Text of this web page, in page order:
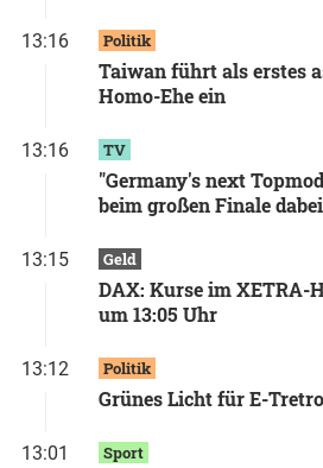
13:16 Politik
Taiwan führt als erstes
Homo-Ehe ein
13:16 TV
"Germany's next
beim großen Finale dabei
13:15 Geld
DAX: Kurse im XETRA-
um 13:05 Uhr
13:12 Politik
Grünes Licht für E-
13:01 Sport